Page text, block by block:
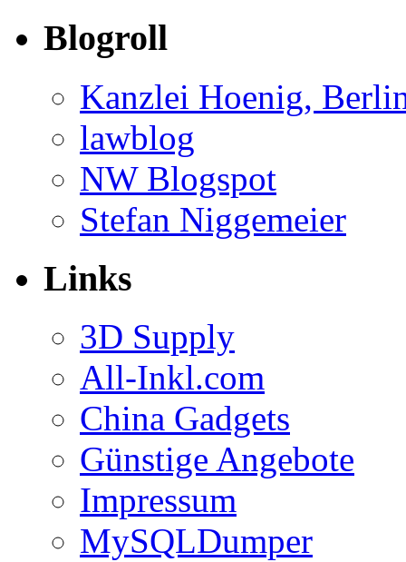
Blogroll
Kanzlei Hoenig,
lawblog
NW Blogspot
Stefan Niggemeier
Links
3D Supply
All-Inkl.com
China Gadgets
Günstige Angebote
Impressum
MySQLDumper